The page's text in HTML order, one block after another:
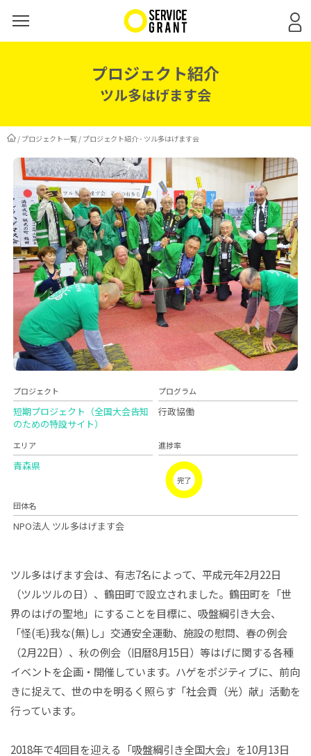
プロジェクト紹介
ツル多はげます会
/ プロジェクト一覧 / プロジェクト紹介 - ツル多はげます会
プロジェクト
短期プロジェクト（全国大会告知
のための特設サイト）
プログラム
行政協働
エリア
青森県
進捗率
完了
団体名
NPO法人 ツル多はげます会
ツル多はげます会は、有志7名によって、平成元年2月22日
（ツルツルの日）、鶴田町で設立されました。鶴田町を「世
界のはげの聖地」にすることを目標に、吸盤綱引き大会、
「怪(毛)我な(無)し」交通安全運動、施設の慰問、春の例会
（2月22日）、秋の例会（旧暦8月15日）等はげに関する各種
イベントを企画・開催しています。ハゲをポジティブに、前向
きに捉えて、世の中を明るく照らす「社会貢（光）献」活動を
行っています。
2018年で4回目を迎える「吸盤綱引き全国大会」を10月13日